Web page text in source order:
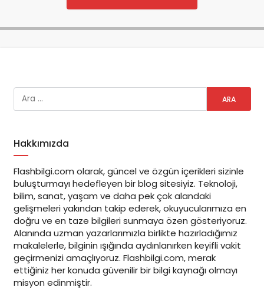
Hakkımızda
Flashbilgi.com olarak, güncel ve özgün içerikleri sizinle
buluşturmayı hedefleyen bir blog sitesiyiz. Teknoloji,
bilim, sanat, yaşam ve daha pek çok alandaki
gelişmeleri yakından takip ederek, okuyucularımıza en
doğru ve en taze bilgileri sunmaya özen gösteriyoruz.
Alanında uzman yazarlarımızla birlikte hazırladığımız
makalelerle, bilginin ışığında aydınlanırken keyifli vakit
geçirmenizi amaçlıyoruz. Flashbilgi.com, merak
ettiğiniz her konuda güvenilir bir bilgi kaynağı olmayı
misyon edinmiştir.